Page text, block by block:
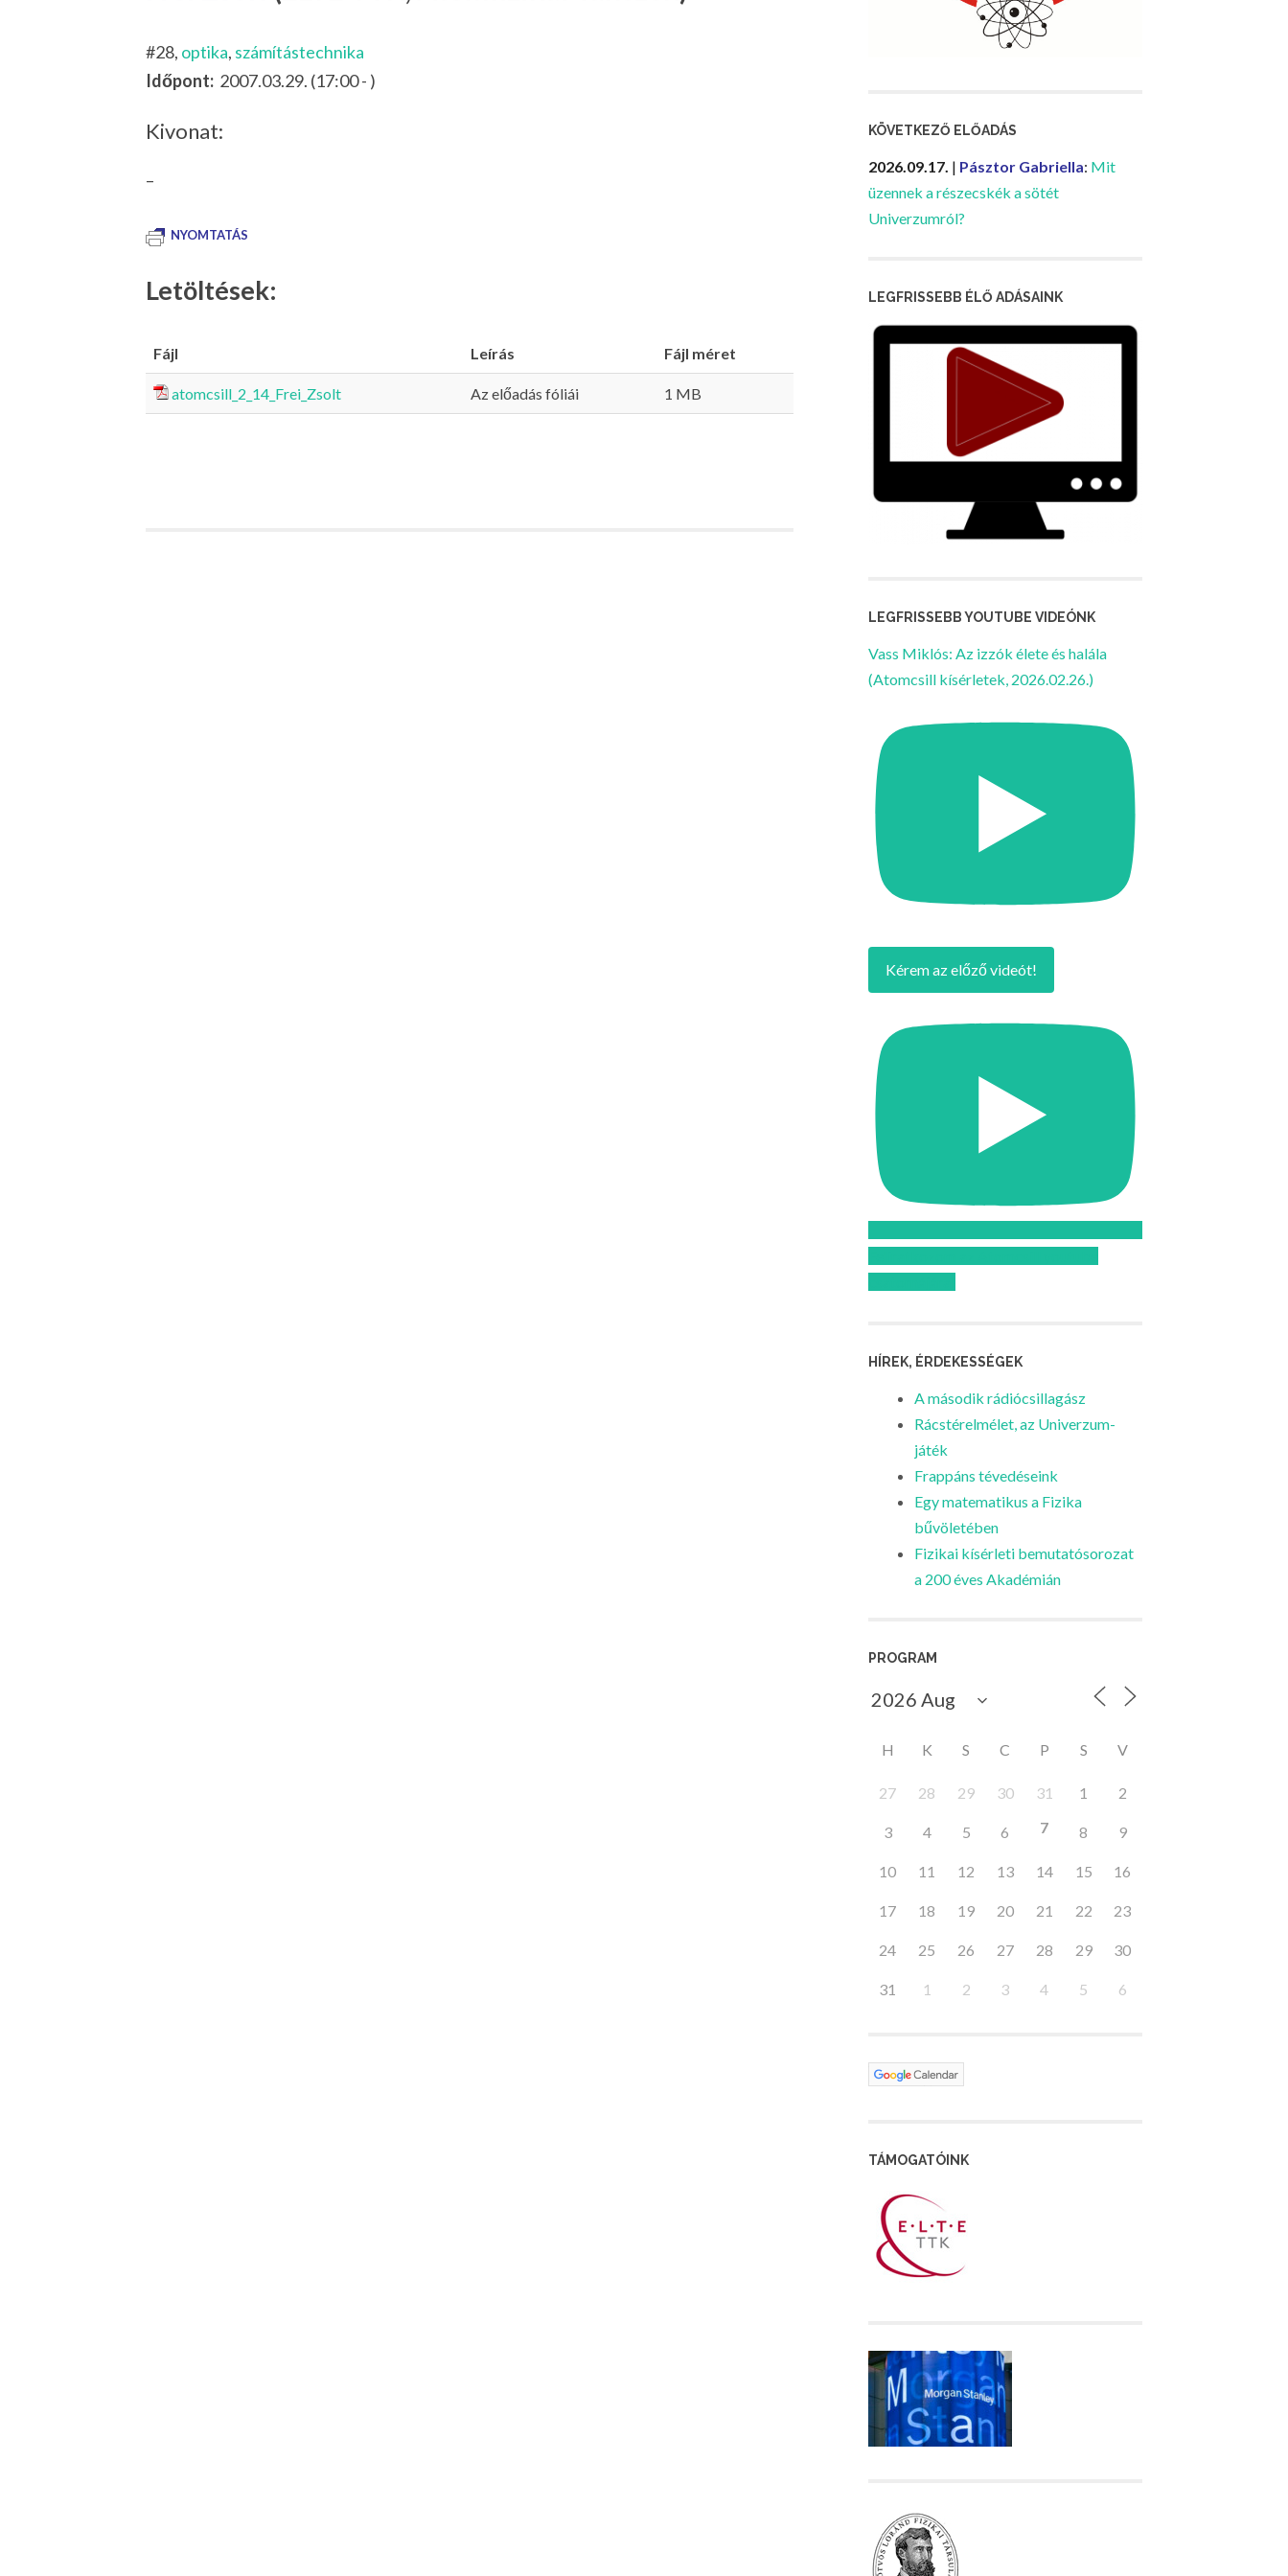
#28, optika, számítástechnika
Időpont: 2007.03.29. (17:00 - )
Kivonat:
–
NYOMTATÁS
Letöltések:
Fájl Leírás Fájl méret
atomcsill_2_14_Frei_Zsolt Az előadás fóliái 1 MB
KÖVETKEZŐ ELŐADÁS
2026.09.17. | Pásztor Gabriella: Mit
üzennek a részecskék a sötét
Univerzumról?
LEGFRISSEBB ÉLŐ ADÁSAINK
LEGFRISSEBB YOUTUBE VIDEÓNK
Vass Miklós: Az izzók élete és halála
(Atomcsill kísérletek, 2026.02.26.)
Kérem az előző videót!
HÍREK, ÉRDEKESSÉGEK
A második rádiócsillagász
Rácstérelmélet, az Univerzum-
játék
Frappáns tévedéseink
Egy matematikus a Fizika
bűvöletében
Fizikai kísérleti bemutatósorozat
a 200 éves Akadémián
PROGRAM
H K S C P S V
27 28 29 30 31 1 2
3 4 5 6 7 8 9
10 11 12 13 14 15 16
17 18 19 20 21 22 23
24 25 26 27 28 29 30
31 1 2 3 4 5 6
TÁMOGATÓINK